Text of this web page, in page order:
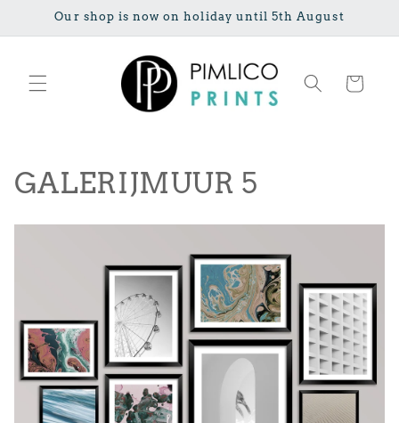
Meteen naarOur shop is now on holiday until 5th August
C
o
e
c
GALERIJMUUR 5